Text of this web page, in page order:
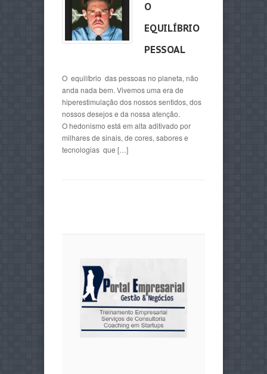
O
EQUILÍBRIO
PESSOAL
O equilíbrio das pessoas no planeta, não
anda nada bem. Vivemos uma era de
hiperestimulação dos nossos sentidos, dos
nossos desejos e da nossa atenção.
O hedonismo está em alta aditivado por
milhares de sinais, de cores, sabores e
tecnologias que […]